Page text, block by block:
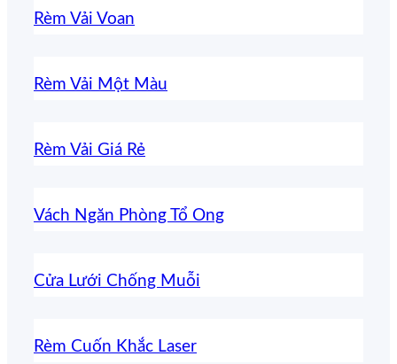
Rèm Vải Voan
Rèm Vải Một Màu
Rèm Vải Giá Rẻ
Vách Ngăn Phòng Tổ Ong
Cửa Lưới Chống Muỗi
Rèm Cuốn Khắc Laser